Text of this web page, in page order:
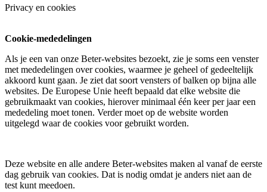
Privacy en cookies
Cookie-mededelingen
Als je een van onze Beter-websites bezoekt, zie je soms een venster
met mededelingen over cookies, waarmee je geheel of gedeeltelijk
akkoord kunt gaan. Je ziet dat soort vensters of balken op bijna alle
websites. De Europese Unie heeft bepaald dat elke website die
gebruikmaakt van cookies, hierover minimaal één keer per jaar een
mededeling moet tonen. Verder moet op de website worden
uitgelegd waar de cookies voor gebruikt worden.
Deze website en alle andere Beter-websites maken al vanaf de eerste
dag gebruik van cookies. Dat is nodig omdat je anders niet aan de
test kunt meedoen.